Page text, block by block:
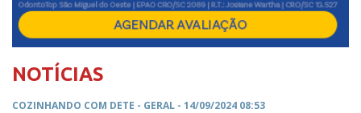
NOTÍCIAS
COZINHANDO COM DETE - GERAL - 14/09/2024 08:53